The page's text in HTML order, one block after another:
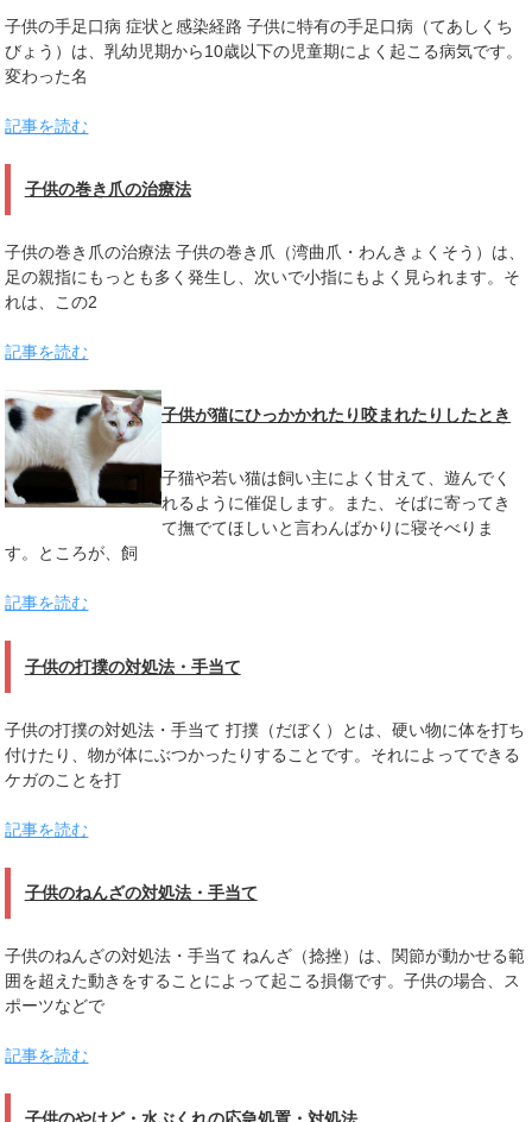
子供の手足口病 症状と感染経路 子供に特有の手足口病（てあしくち
びょう）は、乳幼児期から10歳以下の児童期によく起こる病気です。
変わった名
記事を読む
子供の巻き爪の治療法
子供の巻き爪の治療法 子供の巻き爪（湾曲爪・わんきょくそう）は、
足の親指にもっとも多く発生し、次いで小指にもよく見られます。そ
れは、この2
記事を読む
子供が猫にひっかかれたり咬まれたりしたとき
子猫や若い猫は飼い主によく甘えて、遊んでく
れるように催促します。また、そばに寄ってき
て撫でてほしいと言わんばかりに寝そべりま
す。ところが、飼
記事を読む
子供の打撲の対処法・手当て
子供の打撲の対処法・手当て 打撲（だぼく）とは、硬い物に体を打ち
付けたり、物が体にぶつかったりすることです。それによってできる
ケガのことを打
記事を読む
子供のねんざの対処法・手当て
子供のねんざの対処法・手当て ねんざ（捻挫）は、関節が動かせる範
囲を超えた動きをすることによって起こる損傷です。子供の場合、ス
ポーツなどで
記事を読む